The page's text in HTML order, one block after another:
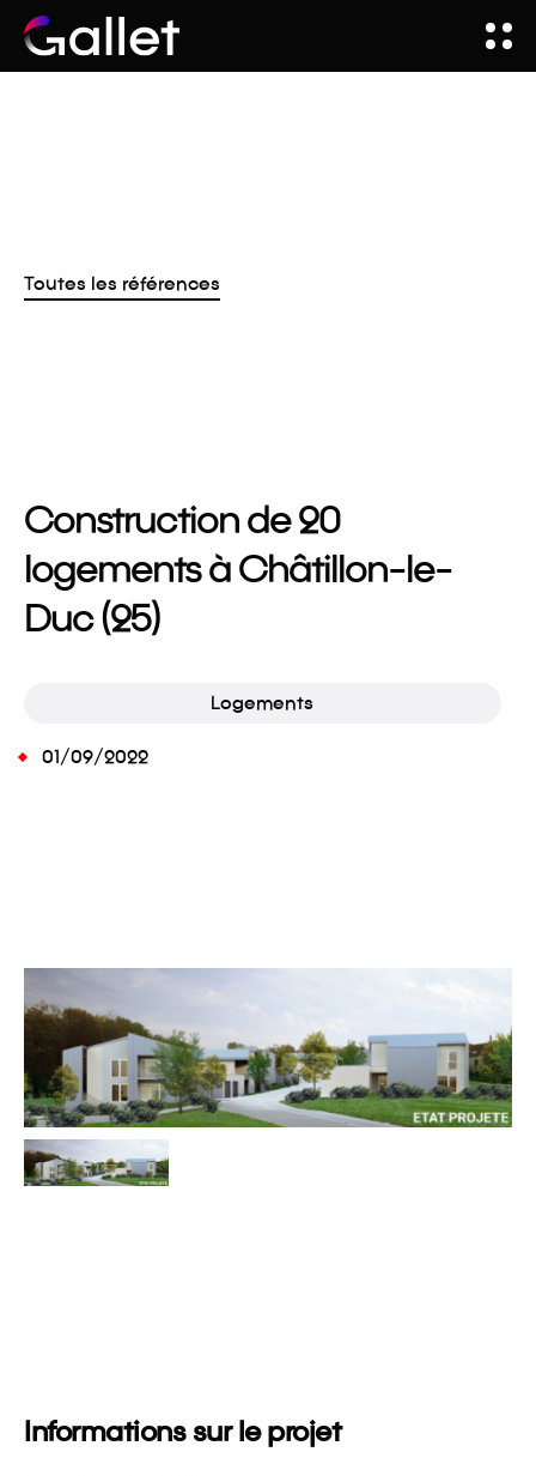
Toutes les références
Construction de 20
logements à Châtillon-le-
Duc (25)
Logements
01/09/2022
Informations sur le projet